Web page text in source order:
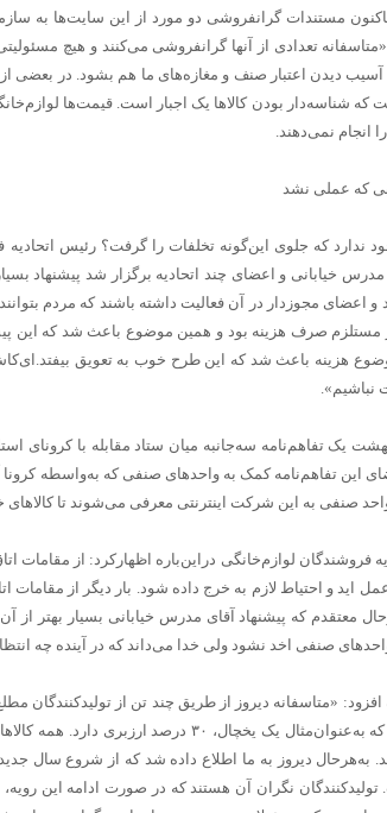
مستندات گرانفروشی دو مورد از این سایت‌ها به
«متاسفانه تعدادی از آنها گرانفروشی می‌کنند و هیچ
دیدن اعتبار صنف و مغازه‌های ما هم بشود. در بعضی
که شناسه‌دار بودن کالاها یک اجبار است. قیمت‌ها
را انجام نمی‌دهند.
که عملی نشد
ندارد که جلوی این‌گونه تخلفات را گرفت؟ رئیس
خیابانی و اعضای چند اتحادیه برگزار شد پیشنهاد
و اعضای مجوزدار در آن فعالیت داشته باشند که مردم
مستلزم صرف هزینه بود و همین موضوع باعث شد که این
هزینه باعث شد که این طرح خوب به تعویق
نباشیم».
یک تفاهم‌نامه سه‌جانبه میان ستاد مقابله با کرونای
این تفاهم‌نامه کمک‌ به واحدهای صنفی که به‌واسطه
واحد صنفی به این شرکت اینترنتی معرفی می‌شوند تا
فروشندگان لوازم‌خانگی دراین‌باره اظهارکرد: از
‌اید و احتیاط لازم به خرج داده شود. بار دیگر از مقامات
معتقدم که پیشنهاد آقای مدرس خیابانی بسیار بهتر
صنفی اخد نشود ولی خدا می‌داند که در آینده چه
افزود: «متاسفانه دیروز از طریق چند تن از تولیدکنندگان
به‌هرحال دیروز به ما اطلاع داده شد که از شروع سال
نگران آن هستند که در صورت ادامه این